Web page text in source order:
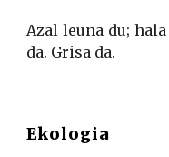
Azal leuna du;
da. Grisa da.
Ekologia